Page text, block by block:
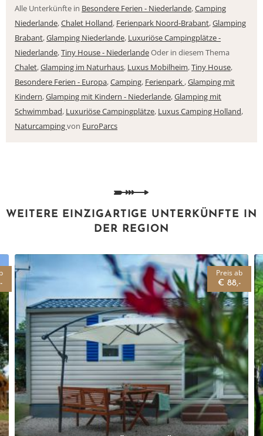
Alle Unterkünfte in Besondere Ferien - Niederlande,Camping
Niederlande,Chalet Holland, Ferienpark Noord-Brabant,Glamping
Brabant,Glamping Niederlande, Luxuriöse Campingplätze -
Niederlande,Tiny House - NiederlandeOder in diesem Thema
Chalet,Glamping im Naturhaus, Luxus Mobilheim,Tiny House,
Besondere Ferien - Europa,Camping, Ferienpark ,Glamping mit
Kindern,Glamping mit Kindern - Niederlande,Glamping mit
Schwimmbad, Luxuriöse Campingplätze, Luxus Camping Holland,
Naturcampingvon EuroParcs
WEITERE EINZIGARTIGE UNTERKÜNFTE IN
DER REGION
Preis ab
€ 88,-